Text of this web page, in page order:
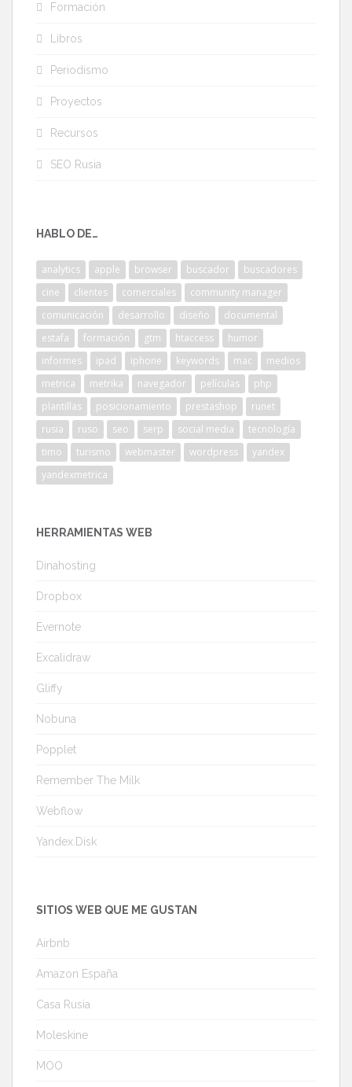
Formación
Libros
Periodismo
Proyectos
Recursos
SEO Rusia
HABLO DE…
analytics apple browser buscador
buscadores
cine
clientes comerciales
community manager
comunicación
desarrollo diseño
documental
estafa
formación gtm htaccess
humor
informes
ipad iphone keywords mac
medios
metrica
metrika navegador películas
php
plantillas
posicionamiento prestashop
runet
rusia
ruso seo serp social media
tecnología
timo
turismo webmaster wordpress
yandex
yandexmetrica
HERRAMIENTAS WEB
Dinahosting
Dropbox
Evernote
Excalidraw
Gliffy
Nobuna
Popplet
Remember The Milk
Webflow
Yandex.Disk
SITIOS WEB QUE ME GUSTAN
Airbnb
Amazon España
Casa Rusia
Moleskine
MOO